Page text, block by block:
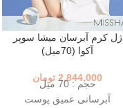
ژل کرم آبرسان میشا سوپر
آکوا (70میل)
2,844,000 تومان
حجم : 70 میل
آبرسانی عمیق پوست